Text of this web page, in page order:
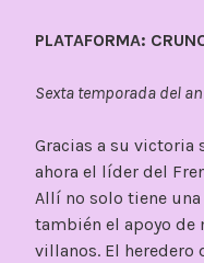
PLATAFORMA:
Sexta temporada del
Gracias a su victoria
ahora el líder del
Allí no solo tiene
también el apoyo
villanos. El heredero